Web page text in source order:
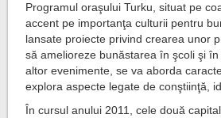
Programul oraşului Turku, situat pe
accent pe importanţa culturii pentru
lansate proiecte privind crearea unor
să amelioreze bunăstarea în şcoli şi
altor evenimente, se va aborda
explora aspecte legate de conştiinţă,
În cursul anului 2011, cele două